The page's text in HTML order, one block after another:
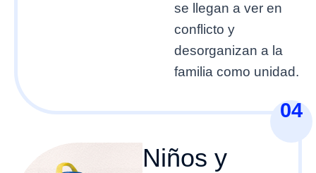
se llegan a ver en
conflicto y
desorganizan a la
familia como unidad.
04
Niños y